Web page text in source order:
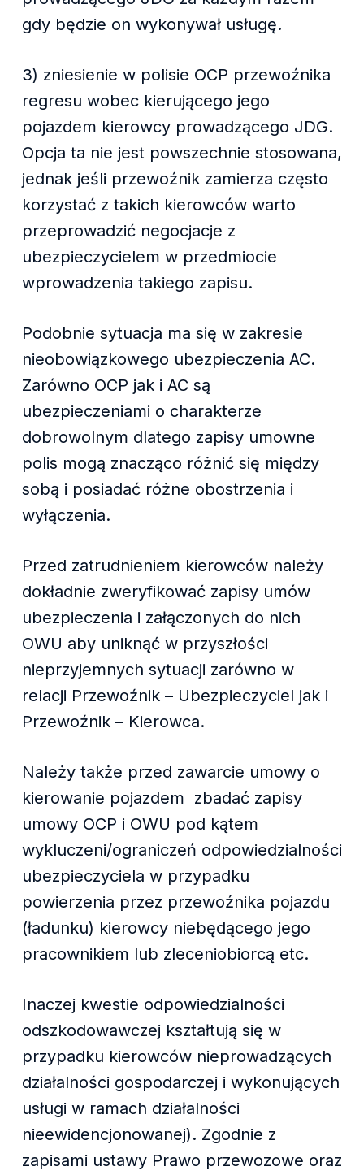
gdy będzie on wykonywał usługę.
3) zniesienie w polisie OCP przewoźnika
regresu wobec kierującego jego
pojazdem kierowcy prowadzącego JDG.
Opcja ta nie jest powszechnie stosowana,
jednak jeśli przewoźnik zamierza często
korzystać z takich kierowców warto
przeprowadzić negocjacje z
ubezpieczycielem w przedmiocie
wprowadzenia takiego zapisu.
Podobnie sytuacja ma się w zakresie
nieobowiązkowego ubezpieczenia AC.
Zarówno OCP jak i AC są
ubezpieczeniami o charakterze
dobrowolnym dlatego zapisy umowne
polis mogą znacząco różnić się między
sobą i posiadać różne obostrzenia i
wyłączenia.
Przed zatrudnieniem kierowców należy
dokładnie zweryfikować zapisy umów
ubezpieczenia i załączonych do nich
OWU aby uniknąć w przyszłości
nieprzyjemnych sytuacji zarówno w
relacji Przewoźnik – Ubezpieczyciel jak i
Przewoźnik – Kierowca.
Należy także przed zawarcie umowy o
kierowanie pojazdem zbadać zapisy
umowy OCP i OWU pod kątem
wykluczeni/ograniczeń odpowiedzialności
ubezpieczyciela w przypadku
powierzenia przez przewoźnika pojazdu
(ładunku) kierowcy niebędącego jego
pracownikiem lub zleceniobiorcą etc.
Inaczej kwestie odpowiedzialności
odszkodowawczej kształtują się w
przypadku kierowców nieprowadzących
działalności gospodarczej i wykonujących
usługi w ramach działalności
nieewidencjonowanej). Zgodnie z
zapisami ustawy Prawo przewozowe oraz